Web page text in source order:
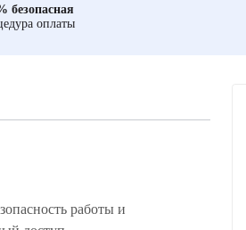
безопасная
оплаты
работы и